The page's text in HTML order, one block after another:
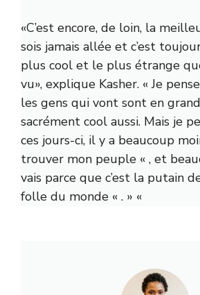
«C’est encore, de loin, la
sois jamais allée et c’est
plus cool et le plus étrange
vu», explique Kasher. « Je
les gens qui vont sont en
sacrément cool aussi. Mais je
ces jours-ci, il y a beaucoup
trouver mon peuple « , et
vais parce que c’est la putain
folle du monde « . » «